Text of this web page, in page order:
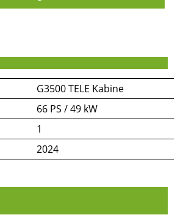
G3500 TELE Kabine
66 PS / 49 kW
1
2024